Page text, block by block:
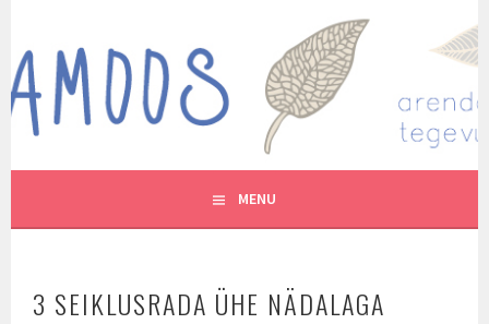
content
MUTUKAMOOS
ARENDAVAID TEGEVUSI LASTEGA
MENU
3 SEIKLUSRADA ÜHE NÄDALAGA